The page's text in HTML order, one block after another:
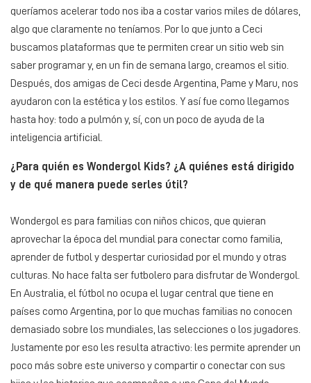
queríamos acelerar todo nos iba a costar varios miles de dólares,
algo que claramente no teníamos. Por lo que junto a Ceci
buscamos plataformas que te permiten crear un sitio web sin
saber programar y, en un fin de semana largo, creamos el sitio.
Después, dos amigas de Ceci desde Argentina, Pame y Maru, nos
ayudaron con la estética y los estilos. Y así fue como llegamos
hasta hoy: todo a pulmón y, sí, con un poco de ayuda de la
inteligencia artificial.
¿Para quién es Wondergol Kids? ¿A quiénes está dirigido
y de qué manera puede serles útil?
Wondergol es para familias con niños chicos, que quieran
aprovechar la época del mundial para conectar como familia,
aprender de futbol y despertar curiosidad por el mundo y otras
culturas. No hace falta ser futbolero para disfrutar de Wondergol.
En Australia, el fútbol no ocupa el lugar central que tiene en
países como Argentina, por lo que muchas familias no conocen
demasiado sobre los mundiales, las selecciones o los jugadores.
Justamente por eso les resulta atractivo: les permite aprender un
poco más sobre este universo y compartir o conectar con sus